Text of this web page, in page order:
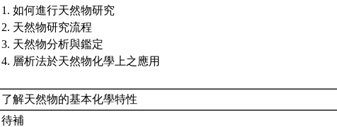
1. 如何進行天然物研究
2. 天然物研究流程
3. 天然物分析與鑑定
4. 層析法於天然物化學上之應用
了解天然物的基本化學特性
待補